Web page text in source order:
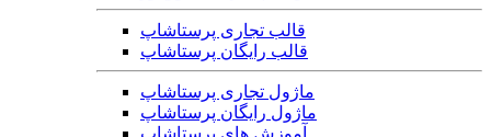
قالب تجاری پرستاشاپ
قالب رایگان پرستاشاپ
ماژول تجاری پرستاشاپ
ماژول رایگان پرستاشاپ
آموزش های پرستاشاپ